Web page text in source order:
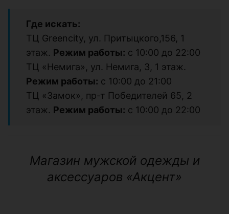
Где искать:
ТЦ Greencity, ул. Притыцкого,156, 1
этаж. Режим работы: с 10:00 до 22:00
ТЦ «Немига», ул. Немига, 3, 1 этаж.
Режим работы: с 10:00 до 21:00
ТЦ «Замок», пр-т Победителей 65, 2
этаж. Режим работы: с 10:00 до 22:00
Магазин мужской одежды и
аксессуаров «Акцент»